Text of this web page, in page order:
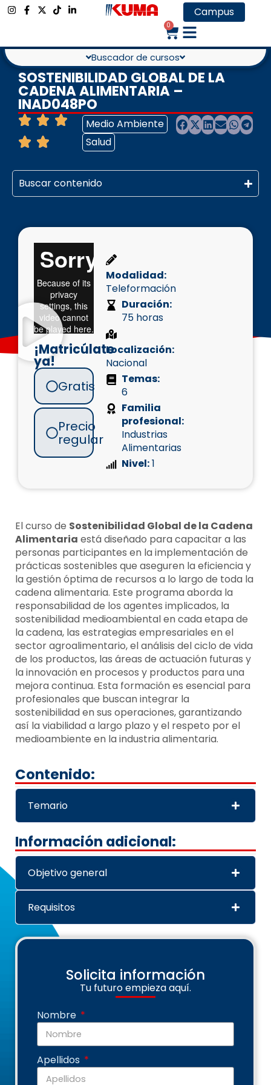
Campus
0
Buscador de cursos
SOSTENIBILIDAD GLOBAL DE LA
CADENA ALIMENTARIA –
INAD048PO
Medio Ambiente
Salud
Buscar contenido
¡Matricúlate
ya!
Gratis
Precio
regular
Modalidad:
Teleformación
Duración:
75 horas
Localización:
Nacional
Temas:
6
Familia
profesional:
Industrias
Alimentarias
Nivel:1
El curso de Sostenibilidad Global de la Cadena
Alimentaria está diseñado para capacitar a las
personas participantes en la implementación de
prácticas sostenibles que aseguren la eficiencia y
la gestión óptima de recursos a lo largo de toda la
cadena alimentaria. Este programa aborda la
responsabilidad de los agentes implicados, la
sostenibilidad medioambiental en cada etapa de
la cadena, las estrategias empresariales en el
sector agroalimentario, el análisis del ciclo de vida
de los productos, las áreas de actuación futuras y
la innovación en procesos y productos para una
mejora continua. Esta formación es esencial para
profesionales que buscan integrar la
sostenibilidad en sus operaciones, garantizando
así la viabilidad a largo plazo y el respeto por el
medioambiente en la industria alimentaria.
Contenido:
Temario
Información adicional:
Objetivo general
Requisitos
Solicita información
Tu futuro empieza aquí.
Nombre
Apellidos